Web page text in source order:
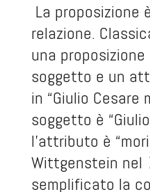
La proposizione
relazione.
una
soggetto e un
in “Giulio Cesare
soggetto è
l’attributo è
Wittgenstein nel
semplificato la